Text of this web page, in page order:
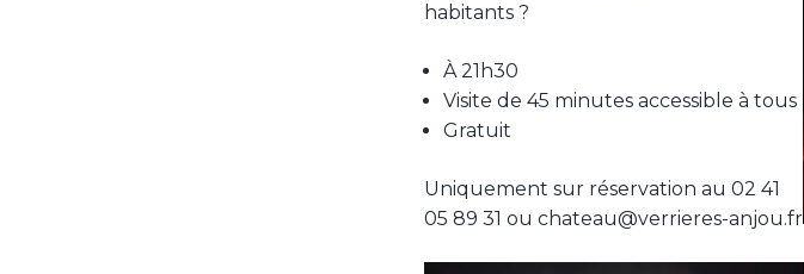
habitants ?
À 21h30
Visite de 45 minutes accessible à tous
Gratuit
Uniquement sur réservation au 02 41
05 89 31 ou chateau@verrieres-anjou.fr